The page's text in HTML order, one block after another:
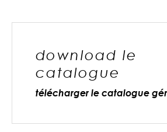
download le
catalogue
télécharger le catalogue